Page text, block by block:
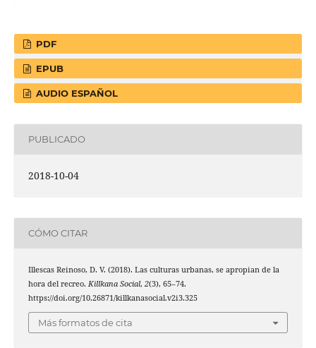
PDF
EPUB
AUDIO ESPAÑOL
PUBLICADO
2018-10-04
CÓMO CITAR
Illescas Reinoso, D. V. (2018). Las culturas urbanas, se apropian de la
hora del recreo. Killkana Social, 2(3), 65–74.
https://doi.org/10.26871/killkanasocial.v2i3.325
Más formatos de cita